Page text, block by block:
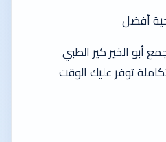
أفضل
أبو الخير كير الطبي
توفر عليك الوقت